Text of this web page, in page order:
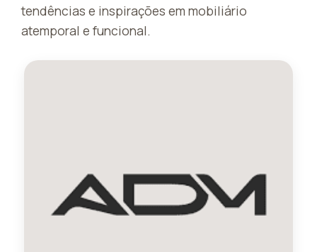
tendências e inspirações em mobiliário
atemporal e funcional.